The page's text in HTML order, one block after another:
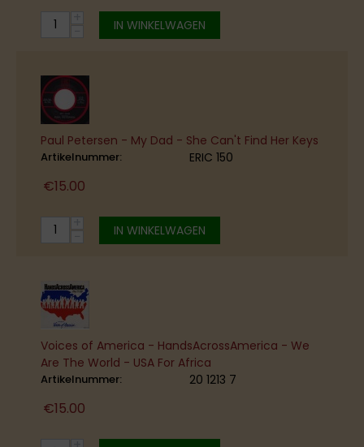
IN WINKELWAGEN
Paul Petersen - My Dad - She Can't Find Her Keys
Artikelnummer: ERIC 150
€15.00
+
− IN WINKELWAGEN
Voices of America - HandsAcrossAmerica - We
Are The World - USA For Africa
Artikelnummer: 20 1213 7
€15.00